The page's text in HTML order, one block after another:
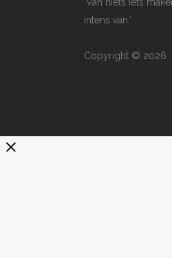
intens van.’
Copyright © 2026